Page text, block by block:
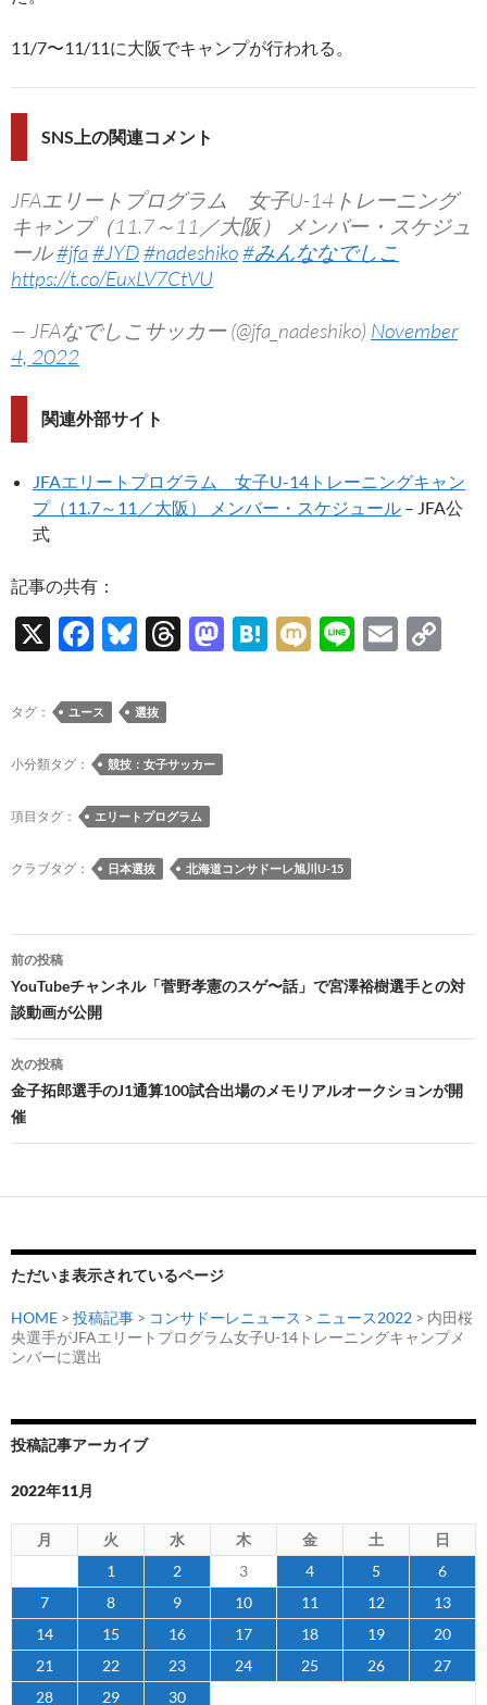
11/7〜11/11に大阪でキャンプが行われる。
SNS上の関連コメント
JFAエリートプログラム 女子U-14トレーニング
キャンプ（11.7～11／大阪） メンバー・スケジュ
ール#jfa#JYD#nadeshiko#みんななでしこ
https://t.co/EuxLV7CtVU
— JFAなでしこサッカー (@jfa_nadeshiko) November
4, 2022
関連外部サイト
JFAエリートプログラム 女子U-14トレーニングキャン
プ（11.7～11／大阪） メンバー・スケジュール – JFA公
式
記事の共有：
X
F
e
b
o
o
k
Bl
es
k
y
T
ds
M H
M Li
E
タグ： ユース 選抜
小分類タグ： 競技：女子サッカー
項目タグ： エリートプログラム
クラブタグ： 日本選抜 北海道コンサドーレ旭川U-15
投
稿
ナ
ビ
ゲ
ー
ン
前の投稿
YouTubeチャンネル「菅野孝憲のスゲ〜話」で宮澤裕樹選手との対
談動画が公開
次の投稿
金子拓郎選手のJ1通算100試合出場のメモリアルオークションが開
催
ただいま表示されているページ
HOME > 投稿記事 > コンサドーレニュース > ニュース2022 > 内田桜
央選手がJFAエリートプログラム女子U-14トレーニングキャンプメ
ンバーに選出
投稿記事アーカイブ
2022年11月
月 火 水 木 金 土
日
1
2 3 4 5
6
7
8 9 10 11 12
13
14
15 16 17 18 19
20
21
22 23 24 25 26
27
28
29 30